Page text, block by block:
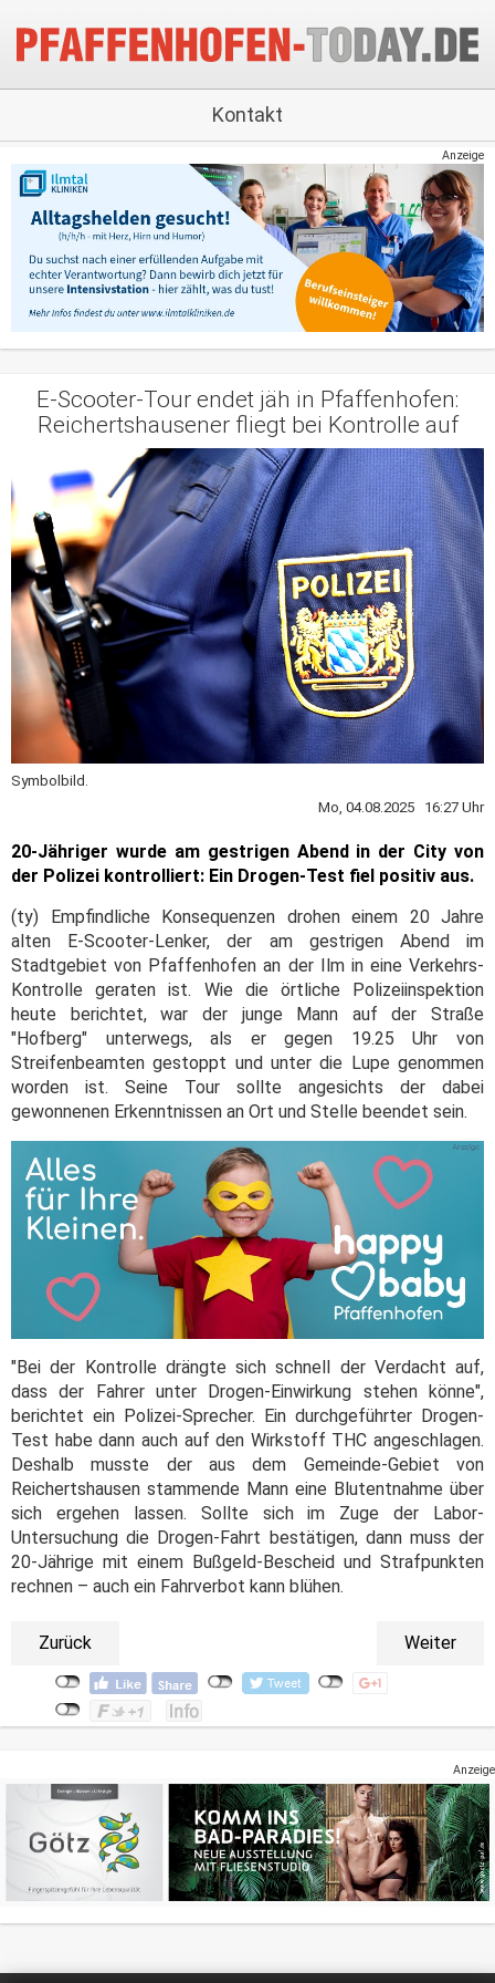
Kontakt
Anzeige
E-Scooter-Tour endet jäh in Pfaffenhofen:
Reichertshausener fliegt bei Kontrolle auf
Symbolbild.
Mo, 04.08.2025 16:27 Uhr
20-Jähriger wurde am gestrigen Abend in der City von
der Polizei kontrolliert: Ein Drogen-Test fiel positiv aus.
(ty) Empfindliche Konsequenzen drohen einem 20 Jahre
alten E-Scooter-Lenker, der am gestrigen Abend im
Stadtgebiet von Pfaffenhofen an der Ilm in eine Verkehrs-
Kontrolle geraten ist. Wie die örtliche Polizeiinspektion
heute berichtet, war der junge Mann auf der Straße
"Hofberg" unterwegs, als er gegen 19.25 Uhr von
Streifenbeamten gestoppt und unter die Lupe genommen
worden ist. Seine Tour sollte angesichts der dabei
gewonnenen Erkenntnissen an Ort und Stelle beendet sein.
"Bei der Kontrolle drängte sich schnell der Verdacht auf,
dass der Fahrer unter Drogen-Einwirkung stehen könne",
berichtet ein Polizei-Sprecher. Ein durchgeführter Drogen-
Test habe dann auch auf den Wirkstoff THC angeschlagen.
Deshalb musste der aus dem Gemeinde-Gebiet von
Reichertshausen stammende Mann eine Blutentnahme über
sich ergehen lassen. Sollte sich im Zuge der Labor-
Untersuchung die Drogen-Fahrt bestätigen, dann muss der
20-Jährige mit einem Bußgeld-Bescheid und Strafpunkten
rechnen – auch ein Fahrverbot kann blühen.
Zurück Weiter
Anzeige